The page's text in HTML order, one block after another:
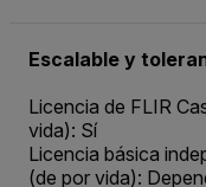
Escalable y
Licencia de FLIR
vida): Sí
Licencia básica
(de por vida):